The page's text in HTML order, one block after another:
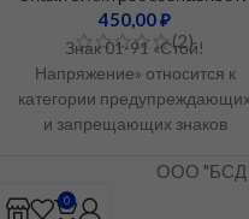
450,00₽
(2)
Знак 01-91 «Стой!
Напряжение» относится к
категории
и запрещающих знаков
для обозначения зон
повышенной электрической
ООО "БСД
0